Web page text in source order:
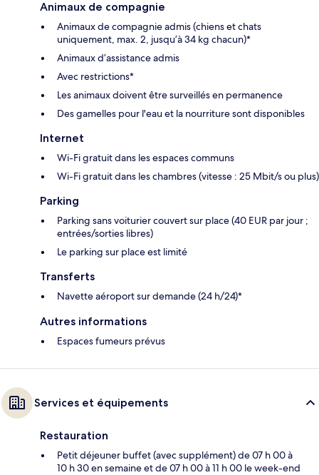
Animaux de compagnie
Animaux de compagnie admis (chiens et chats
uniquement, max. 2, jusqu’à 34 kg chacun)*
Animaux d’assistance admis
Avec restrictions*
Les animaux doivent être surveillés en permanence
Des gamelles pour l'eau et la nourriture sont disponibles
Internet
Wi-Fi gratuit dans les espaces communs
Wi-Fi gratuit dans les chambres (vitesse : 25 Mbit/s ou plus)
Parking
Parking sans voiturier couvert sur place (40 EUR par jour ;
entrées/sorties libres)
Le parking sur place est limité
Transferts
Navette aéroport sur demande (24 h/24)*
Autres informations
Espaces fumeurs prévus
Services et équipements
Restauration
Petit déjeuner buffet (avec supplément) de 07 h 00 à
10 h 30 en semaine et de 07 h 00 à 11 h 00 le week-end